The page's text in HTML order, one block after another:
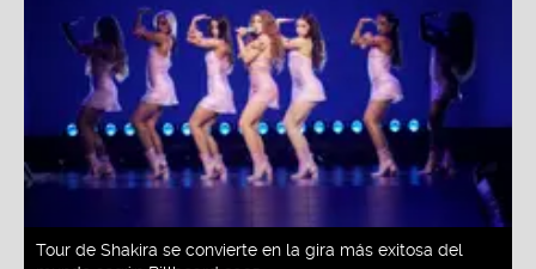
Tour de Shakira se convierte en la gira más exitosa del